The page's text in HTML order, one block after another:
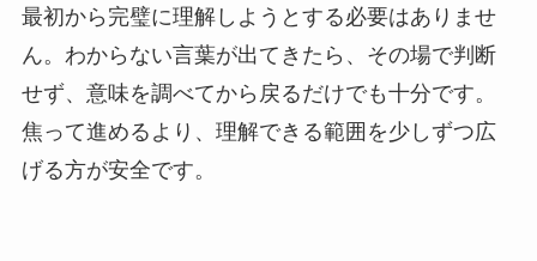
最初から完璧に理解しようとする必要はありませ
ん。わからない言葉が出てきたら、その場で判断
せず、意味を調べてから戻るだけでも十分です。
焦って進めるより、理解できる範囲を少しずつ広
げる方が安全です。